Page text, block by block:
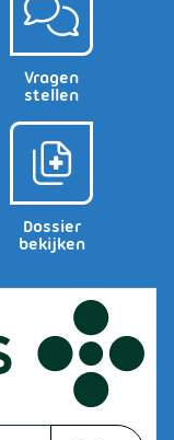
Vragen
stellen
Dossier
bekijken